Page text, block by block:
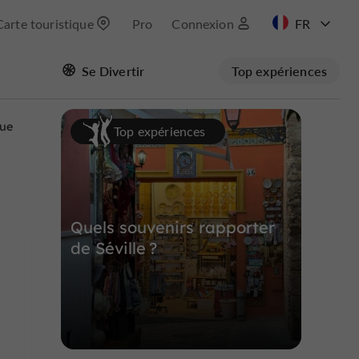
touristique Pro Connexion
Se Divertir Top expériences
Masquer la carte
Top expériences
Quels souvenirs rapporter
de Séville ?